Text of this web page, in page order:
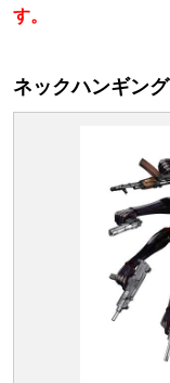
す。
ネックハンギング